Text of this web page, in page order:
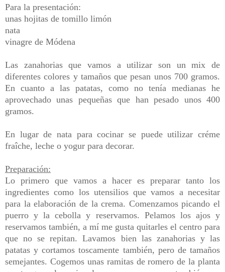
Para la presentación:
unas hojitas de tomillo limón
nata
vinagre de Módena
Las zanahorias que vamos a utilizar son un mix de
diferentes colores y tamaños que pesan unos 700 gramos.
En cuanto a las patatas, como no tenía medianas he
aprovechado unas pequeñas que han pesado unos 400
gramos.
En lugar de nata para cocinar se puede utilizar créme
fraîche, leche o yogur para decorar.
Preparación:
Lo primero que vamos a hacer es preparar tanto los
ingredientes como los utensilios que vamos a necesitar
para la elaboración de la crema. Comenzamos picando el
puerro y la cebolla y reservamos. Pelamos los ajos y
reservamos también, a mí me gusta quitarles el centro para
que no se repitan. Lavamos bien las zanahorias y las
patatas y cortamos toscamente también, pero de tamaños
semejantes. Cogemos unas ramitas de romero de la planta